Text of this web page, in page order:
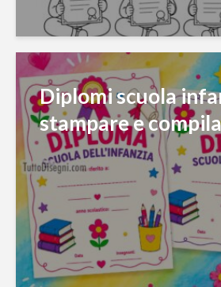
Diplomi scuola
stampare e